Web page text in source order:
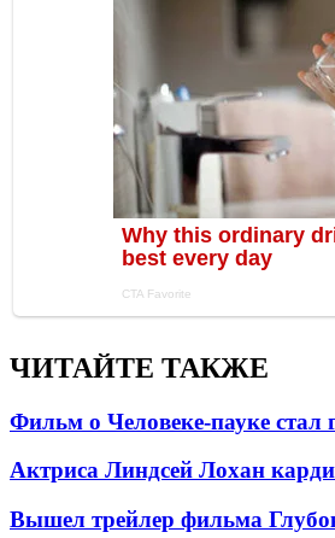
ЧИТАЙТЕ ТАКЖЕ
Фильм о Человеке-пауке
Актриса Линдсей Лохан
Вышел трейлер фильма